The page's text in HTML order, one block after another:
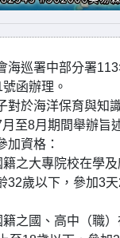
海巡署中部分署
函辦理。
對於海洋保育與知
至8月期間舉辦旨
加資格：
之大專院校在學
32歲以下，參加3
之國、高中（職